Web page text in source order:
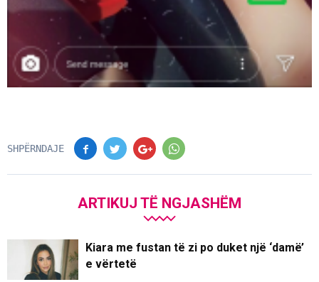
SHPËRNDAJE
ARTIKUJ TË NGJASHËM
Kiara me fustan të zi po duket një ‘damë’
e vërtetë